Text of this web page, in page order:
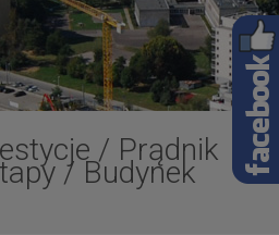
/ Prądnik
/Budynek